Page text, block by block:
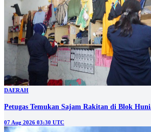
DAERAH
Petugas Temukan Sajam Rakitan di Blok
07 Aug 2026 03:30 UTC